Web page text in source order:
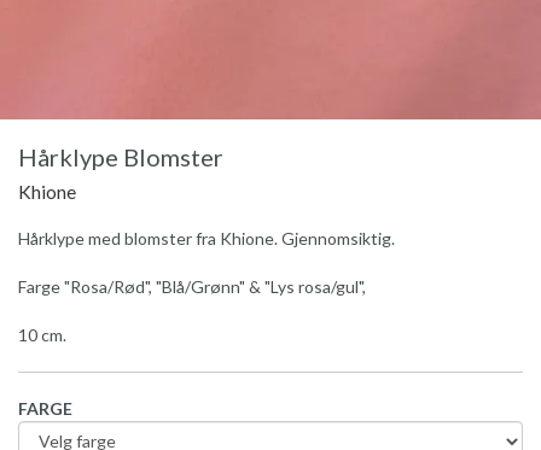
Hårklype Blomster
Khione
Hårklype med blomster fra Khione. Gjennomsiktig.
Farge "Rosa/Rød", "Blå/Grønn" & "Lys rosa/gul",
10 cm.
FARGE